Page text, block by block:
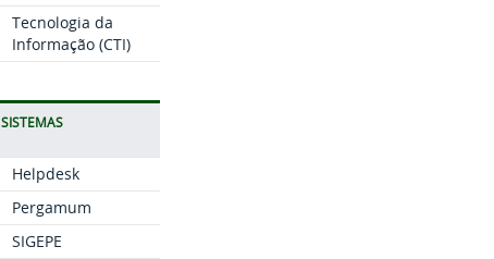
Tecnologia da
Informação (CTI)
SISTEMAS
Helpdesk
Pergamum
SIGEPE